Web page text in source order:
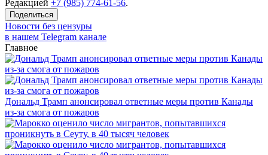
Редакцией +7 (985) 774-61-56.
Поделиться
Новости без цензуры
в нашем Telegram канале
Главное
Дональд Трамп анонсировал ответные меры против Канады
из-за смога от пожаров